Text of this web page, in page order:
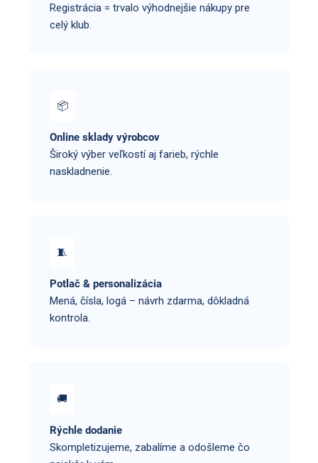
Registrácia = trvalo výhodnejšie nákupy pre
celý klub.
📦
Online sklady výrobcov
Široký výber veľkostí aj farieb, rýchle
naskladnenie.
🧵
Potlač & personalizácia
Mená, čísla, logá – návrh zdarma, dôkladná
kontrola.
🚚
Rýchle dodanie
Skompletizujeme, zabalíme a odošleme čo